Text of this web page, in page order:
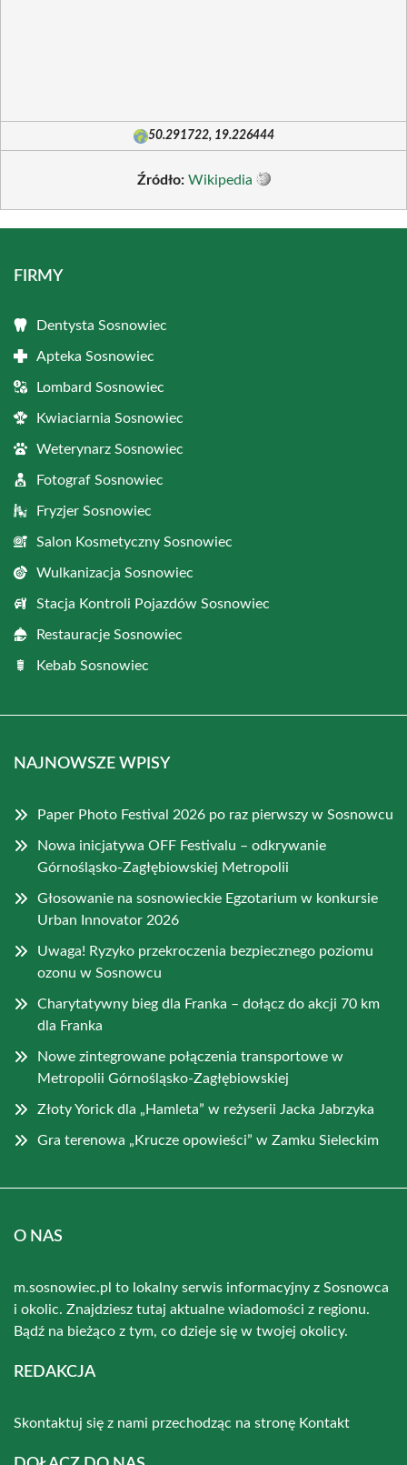
50.291722, 19.226444
Źródło: Wikipedia
FIRMY
Dentysta Sosnowiec
Apteka Sosnowiec
Lombard Sosnowiec
Kwiaciarnia Sosnowiec
Weterynarz Sosnowiec
Fotograf Sosnowiec
Fryzjer Sosnowiec
Salon Kosmetyczny Sosnowiec
Wulkanizacja Sosnowiec
Stacja Kontroli Pojazdów Sosnowiec
Restauracje Sosnowiec
Kebab Sosnowiec
NAJNOWSZE WPISY
Paper Photo Festival 2026 po raz pierwszy w Sosnowcu
Nowa inicjatywa OFF Festivalu – odkrywanie
Górnośląsko-Zagłębiowskiej Metropolii
Głosowanie na sosnowieckie Egzotarium w konkursie
Urban Innovator 2026
Uwaga! Ryzyko przekroczenia bezpiecznego poziomu
ozonu w Sosnowcu
Charytatywny bieg dla Franka – dołącz do akcji 70 km
dla Franka
Nowe zintegrowane połączenia transportowe w
Metropolii Górnośląsko-Zagłębiowskiej
Złoty Yorick dla „Hamleta” w reżyserii Jacka Jabrzyka
Gra terenowa „Krucze opowieści” w Zamku Sieleckim
O NAS
m.sosnowiec.pl to lokalny serwis informacyjny z Sosnowca
i okolic. Znajdziesz tutaj aktualne wiadomości z regionu.
Bądź na bieżąco z tym, co dzieje się w twojej okolicy.
REDAKCJA
Skontaktuj się z nami przechodząc na stronę Kontakt